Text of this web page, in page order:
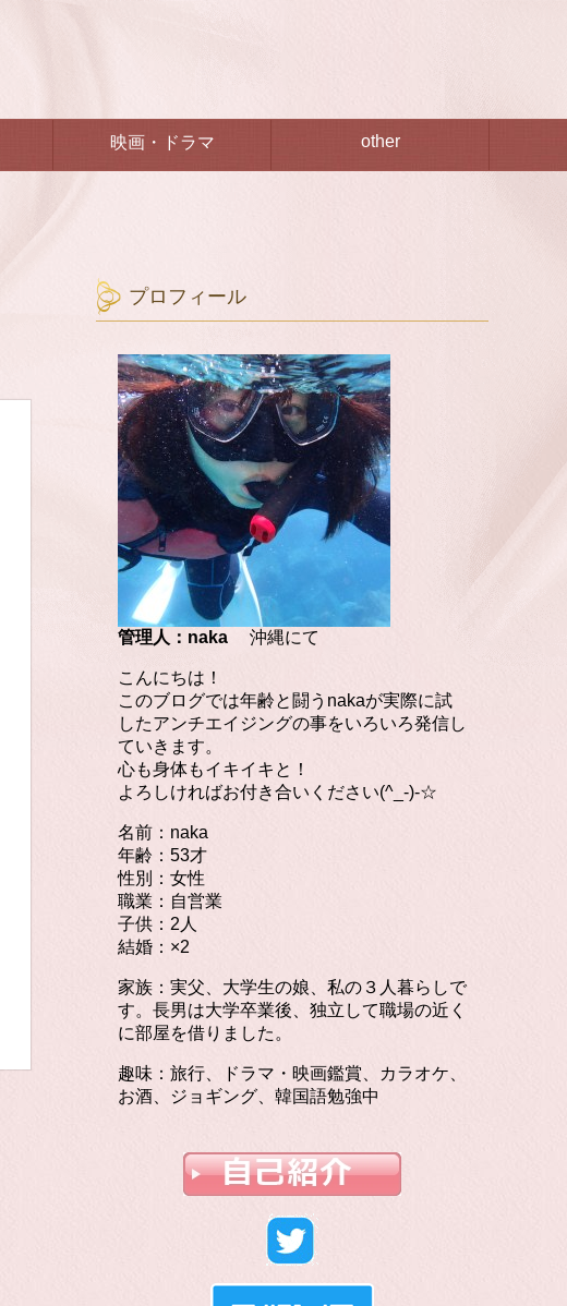
映画・ドラマ other
プロフィール
管理人：naka 沖縄にて
こんにちは！
このブログでは年齢と闘うnakaが実際に試
したアンチエイジングの事をいろいろ発信し
ていきます。
心も身体もイキイキと！
よろしければお付き合いください(^_-)-☆
名前：naka
年齢：53才
性別：女性
職業：自営業
子供：2人
結婚：×2
家族：実父、大学生の娘、私の３人暮らしで
す。長男は大学卒業後、独立して職場の近く
に部屋を借りました。
趣味：旅行、ドラマ・映画鑑賞、カラオケ、
お酒、ジョギング、韓国語勉強中